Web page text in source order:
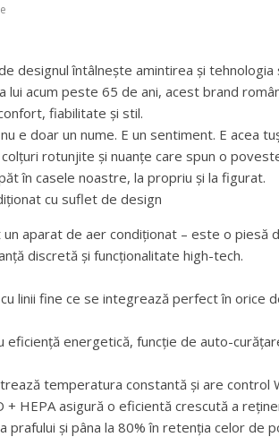
designul întâlnește amintirea și tehnologia
lui acum peste 65 de ani, acest brand
fiabilitate și stil.
e doar un nume. E un sentiment. E acea
rotunjite și nuanțe care spun o
în casele noastre, la propriu și la figurat.
cu suflet de design
aparat de aer condiționat – este o piesă
discretă și funcționalitate high-tech.
linii fine ce se integrează perfect în orice
eficiență energetică, funcție de auto-
temperatura constantă și are control
+ HEPA asigură o eficientă crescută a
prafului și pâna la 80% în retenția celor de